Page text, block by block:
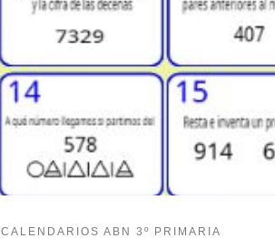
CALENDARIOS ABN 3º PRIMARIA